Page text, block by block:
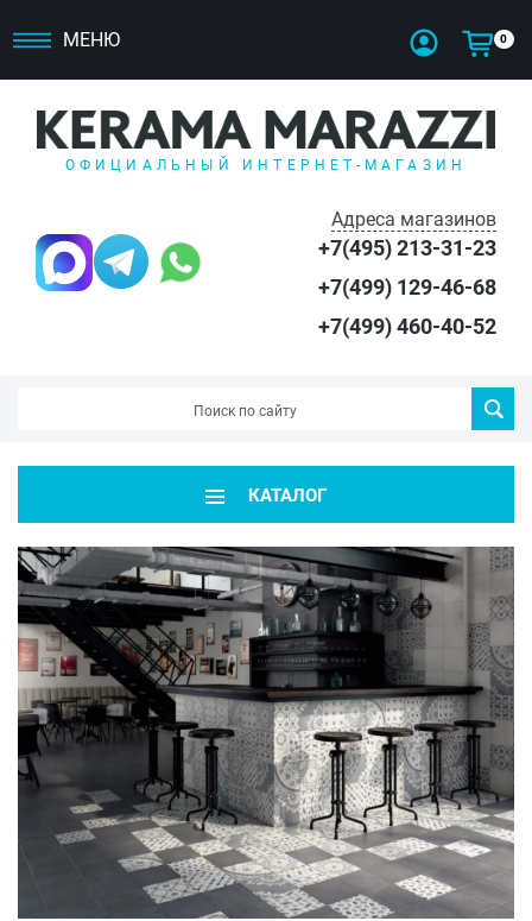
МЕНЮ 0
ОФИЦИАЛЬНЫЙ ИНТЕРНЕТ-МАГАЗИН
Адреса магазинов
+7(495) 213-31-23
+7(499) 129-46-68
+7(499) 460-40-52
КАТАЛОГ